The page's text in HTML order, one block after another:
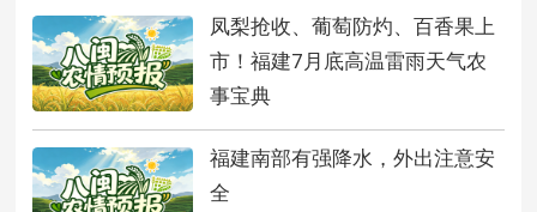
凤梨抢收、葡萄防灼、百香果上
市！福建7月底高温雷雨天气农
事宝典
福建南部有强降水，外出注意安
全